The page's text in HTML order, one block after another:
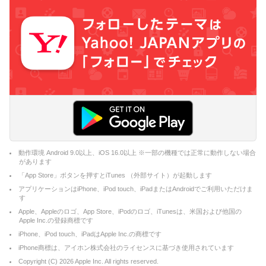
動作環境 Android 9.0以上、iOS 16.0以上 ※一部の機種では正常に動作しない場合
があります
「App Store」ボタンを押すとiTunes （外部サイト）が起動します
アプリケーションはiPhone、iPod touch、iPadまたはAndroidでご利用いただけま
す
Apple、Appleのロゴ、App Store、iPodのロゴ、iTunesは、米国および他国の
Apple Inc.の登録商標です
iPhone、iPod touch、iPadはApple Inc.の商標です
iPhone商標は、アイホン株式会社のライセンスに基づき使用されています
Copyright (C) 2026Apple Inc. All rights reserved.